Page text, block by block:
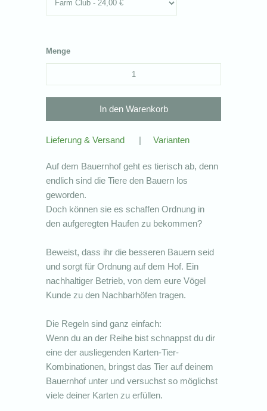
Menge
Lieferung & Versand | Varianten
Auf dem Bauernhof geht es tierisch ab, denn
endlich sind die Tiere den Bauern los
geworden.
Doch können sie es schaffen Ordnung in
den aufgeregten Haufen zu bekommen?
Beweist, dass ihr die besseren Bauern seid
und sorgt für Ordnung auf dem Hof. Ein
nachhaltiger Betrieb, von dem eure Vögel
Kunde zu den Nachbarhöfen tragen.
Die Regeln sind ganz einfach:
Wenn du an der Reihe bist schnappst du dir
eine der ausliegenden Karten-Tier-
Kombinationen, bringst das Tier auf deinem
Bauernhof unter und versuchst so möglichst
viele deiner Karten zu erfüllen.